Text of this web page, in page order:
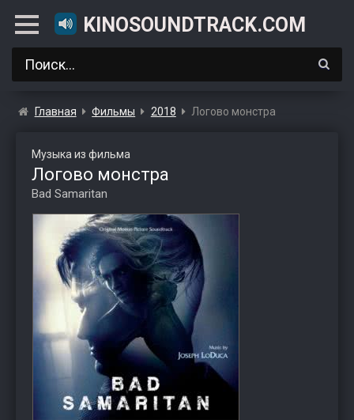
KINOSOUNDTRACK.COM
Главная Фильмы 2018 Логово монстра
Музыка из фильма
Логово монстра
Bad Samaritan